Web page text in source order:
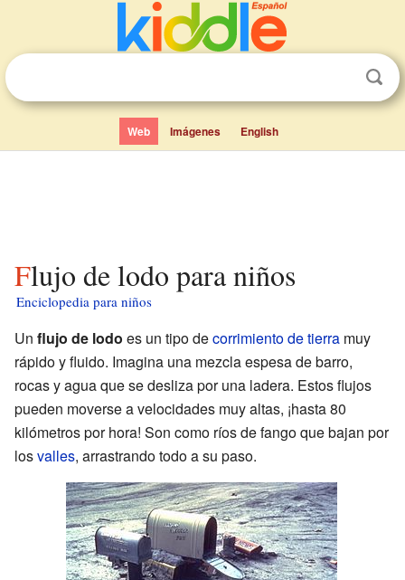
Web Imágenes English
Flujo de lodo para niños
Enciclopedia para niños
Un flujo de lodo es un tipo decorrimiento de tierra muy
rápido y fluido. Imagina una mezcla espesa de barro,
rocas y agua que se desliza por una ladera. Estos flujos
pueden moverse a velocidades muy altas, ¡hasta 80
kilómetros por hora! Son como ríos de fango que bajan por
losvalles, arrastrando todo a su paso.